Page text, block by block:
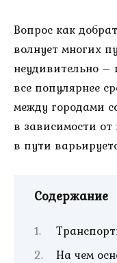
Вопрос как
волнует многих
неудивительно –
все популярнее
между городами
в зависимости
в пути
Содержание
На чем